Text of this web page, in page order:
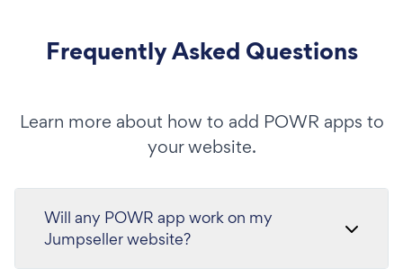
Frequently Asked Questions
Learn more about how to add POWR apps to
your website.
Will any POWR app work on my
Jumpseller website?